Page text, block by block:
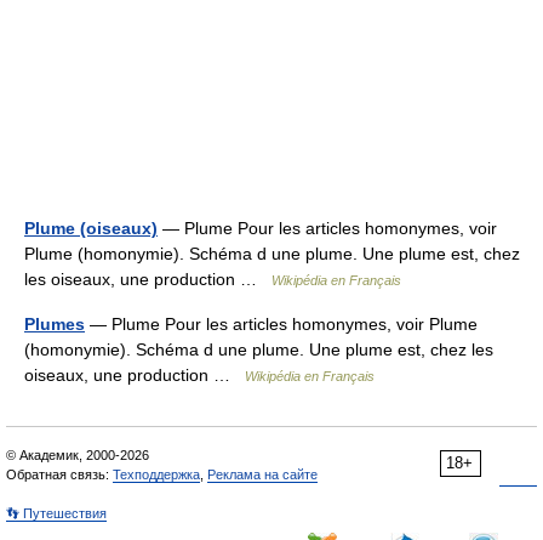
Plume (oiseaux) — Plume Pour les articles homonymes, voir
Plume (homonymie). Schéma d une plume. Une plume est, chez
les oiseaux, une production …
Wikipédia en Français
Plumes — Plume Pour les articles homonymes, voir Plume
(homonymie). Schéma d une plume. Une plume est, chez les
oiseaux, une production …
Wikipédia en Français
18+
© Академик, 2000-2026
Обратная связь: Техподдержка Реклама на сайте
👣 Путешествия